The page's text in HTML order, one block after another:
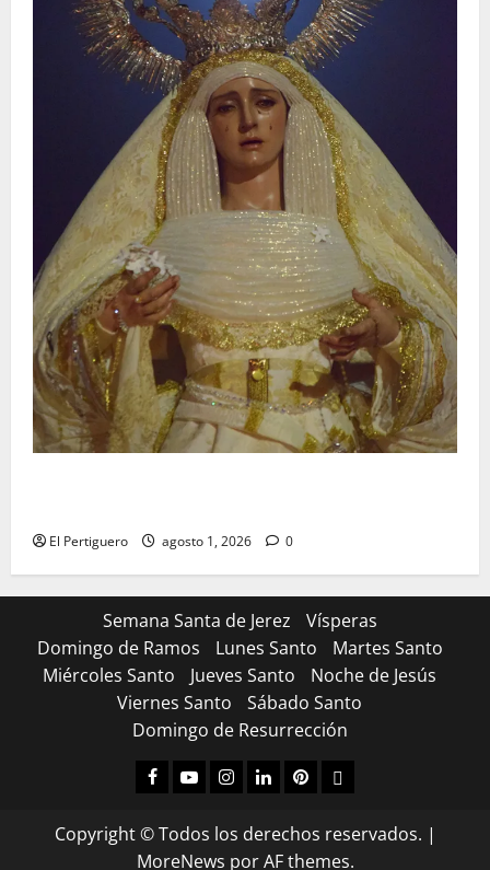
El Pertiguero agosto 1, 2026 0
Semana Santa de Jerez
Vísperas
Domingo de Ramos
Lunes Santo
Martes Santo
Miércoles Santo
Jueves Santo
Noche de Jesús
Viernes Santo
Sábado Santo
Domingo de Resurrección
Facebook
YoutubeInstagram
LinkedPinterestDribbble
Copyright © Todos los derechos reservados. |
MoreNews por AF themes.